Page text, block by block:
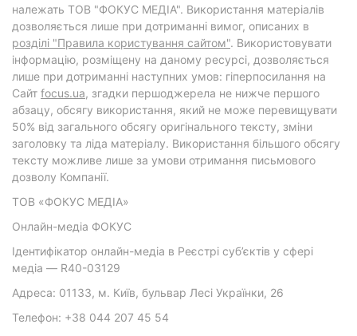
належать ТОВ "ФОКУС МЕДІА". Використання матеріалів
дозволяється лише при дотриманні вимог, описаних в
розділі "Правила користування сайтом". Використовувати
інформацію, розміщену на даному ресурсі, дозволяється
лише при дотриманні наступних умов: гіперпосилання на
Cайт focus.ua, згадки першоджерела не нижче першого
абзацу, обсягу використання, який не може перевищувати
50% від загального обсягу оригінального тексту, зміни
заголовку та ліда матеріалу. Використання більшого обсягу
тексту можливе лише за умови отримання письмового
дозволу Компанії.
ТОВ «ФОКУС МЕДІА»
Онлайн-медіа ФОКУС
Ідентифікатор онлайн-медіа в Реєстрі суб’єктів у сфері
медіа — R40-03129
Адреса: 01133, м. Київ, бульвар Лесі Українки, 26
Телефон: +38 044 207 45 54